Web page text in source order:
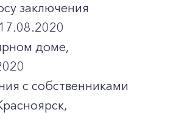
заключения
доме,
с собственниками